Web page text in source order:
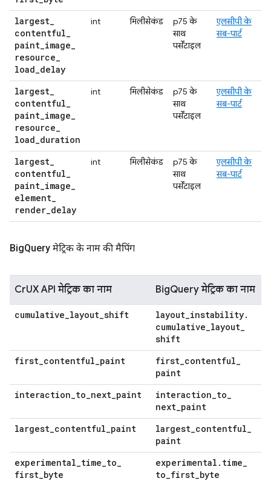
largest_
contentful_
paint_image_
resource_
load_delay
int मिलीसेकंड
p75 के
साथ
पर्सेंटाइल
एलसीपी के
सब-पार्ट
largest_
contentful_
paint_image_
resource_
load_duration
int मिलीसेकंड
p75 के
साथ
पर्सेंटाइल
एलसीपी के
सब-पार्ट
largest_
contentful_
paint_image_
element_
render_delay
int मिलीसेकंड
p75 के
साथ
पर्सेंटाइल
एलसीपी के
सब-पार्ट
BigQuery मेट्रिक के नाम की मैपिंग
CrUX API मेट्रिक का नाम BigQuery मेट्रिक का नाम
cumulative_layout_shift layout_instability.
cumulative_layout_
shift
first_contentful_paint first_contentful_
paint
interaction_to_next_paint interaction_to_
next_paint
largest_contentful_paint largest_contentful_
paint
experimental_time_to_
first_byte
experimental . time_
to_first_byte